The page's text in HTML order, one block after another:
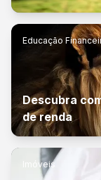
Educação
Descubra
de renda
Imóveis